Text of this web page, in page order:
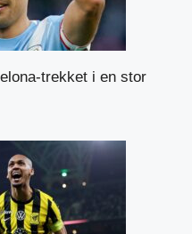
trekket i en stor